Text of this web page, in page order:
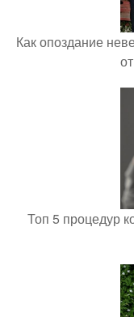
Как опоздание
Топ 5 процедур